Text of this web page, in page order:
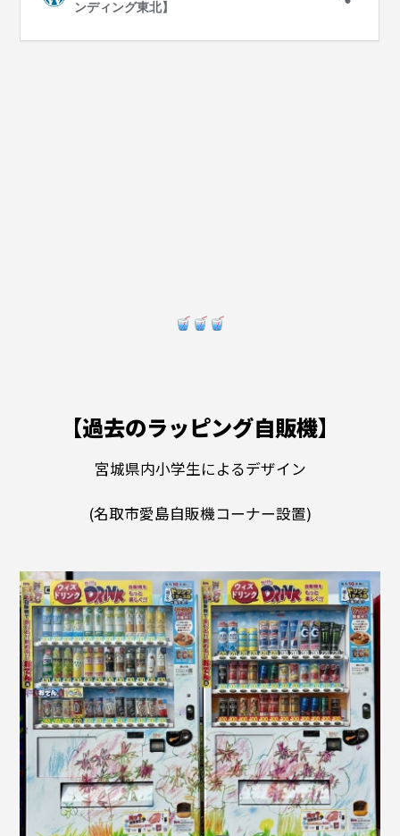
【過去のラッピング自販機】
宮城県内小学生によるデザイン
(名取市愛島自販機コーナー設置)